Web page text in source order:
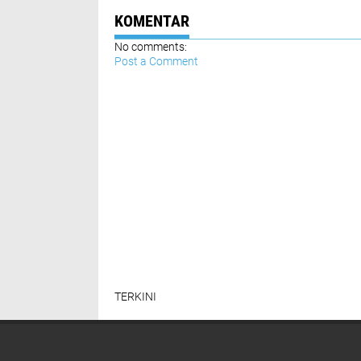
KOMENTAR
No comments:
Post a Comment
TERKINI